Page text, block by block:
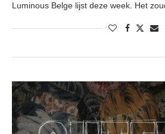
Luminous Belge lijst deze week. Het